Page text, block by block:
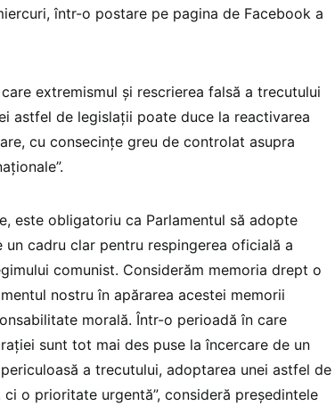
într-o postare pe pagina de Facebook a
extremismul şi rescrierea falsă a trecutului
astfel de legislaţii poate duce la reactivarea
cu consecinţe greu de controlat asupra
este obligatoriu ca Parlamentul să adopte
cadru clar pentru respingerea oficială a
comunist. Considerăm memoria drept o
nostru în apărarea acestei memorii
morală. Într-o perioadă în care
sunt tot mai des puse la încercare de un
a trecutului, adoptarea unei astfel de
o prioritate urgentă”, consideră preşedintele